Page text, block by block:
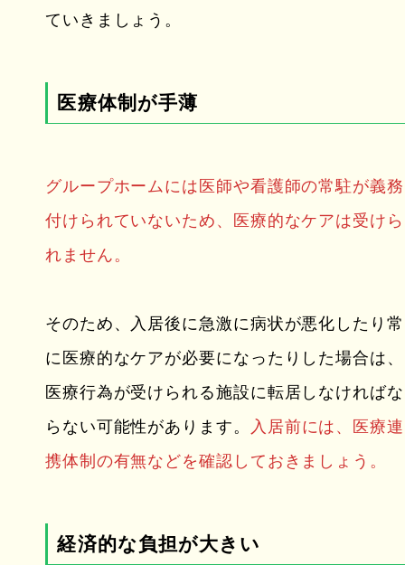
ていきましょう。
医療体制が手薄
グループホームには医師や看護師の常駐が義務
付けられていないため、医療的なケアは受けら
れません。
そのため、入居後に急激に病状が悪化したり常
に医療的なケアが必要になったりした場合は、
医療行為が受けられる施設に転居しなければな
らない可能性があります。
入居前には、医療連
携体制の有無などを確認しておきましょう。
経済的な負担が大きい